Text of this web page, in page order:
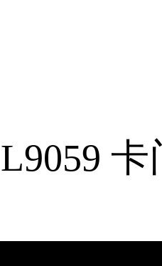
L9059 卡